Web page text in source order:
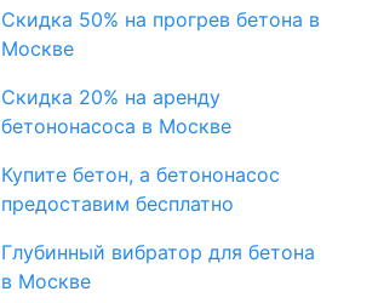
Скидка 50% на прогрев бетона в
Москве
Скидка 20% на аренду
бетононасоса в Москве
Купите бетон, а бетононасос
предоставим бесплатно
Глубинный вибратор для бетона
в Москве